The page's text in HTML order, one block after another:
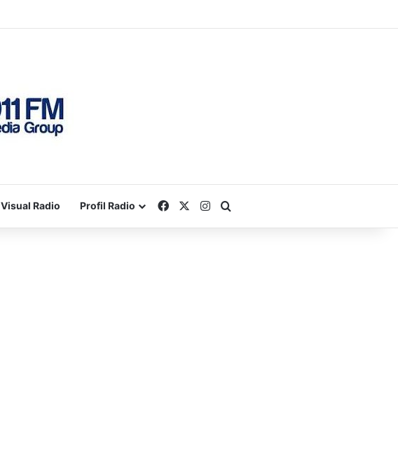
Visual Radio Profil Radio FacebookInstagram